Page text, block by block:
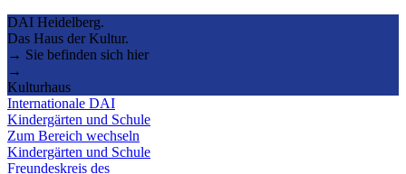
DAI Heidelberg.
Das Haus der Kultur.
→ Sie befinden sich hier
→
Kulturhaus
Internationale DAI
Kindergärten und Schule
Zum Bereich wechseln
Kindergärten und Schule
Freundeskreis des